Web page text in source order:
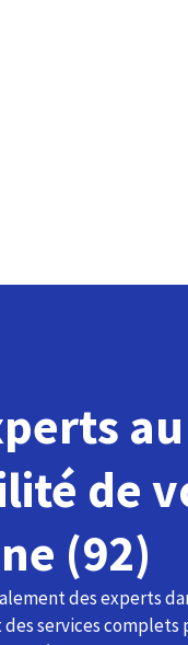
de
(92)
des experts
des services